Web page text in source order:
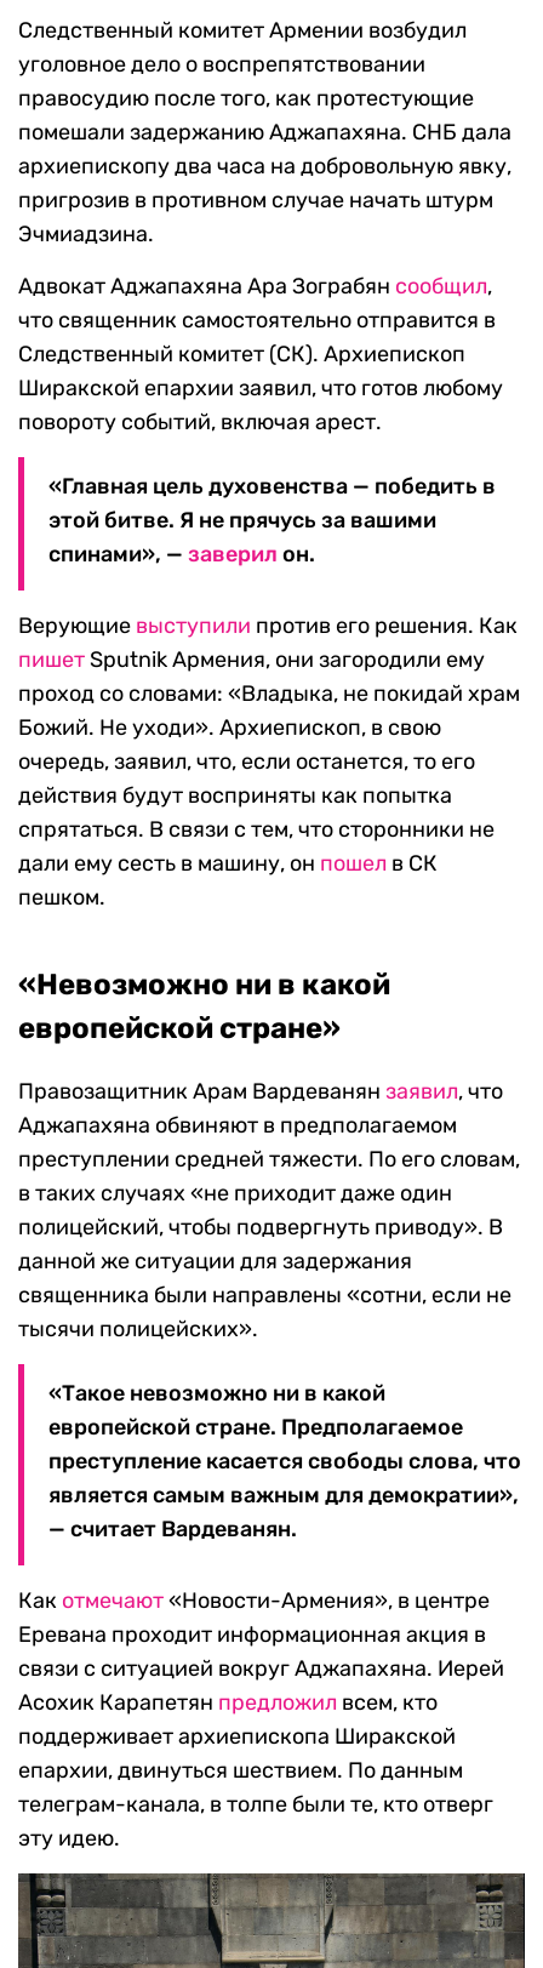
Следственный комитет Армении возбудил
уголовное дело о воспрепятствовании
правосудию после того, как протестующие
помешали задержанию Аджапахяна. СНБ дала
архиепископу два часа на добровольную явку,
пригрозив в противном случае начать штурм
Эчмиадзина.
Адвокат Аджапахяна Ара Зограбян сообщил,
что священник самостоятельно отправится в
Следственный комитет (СК). Архиепископ
Ширакской епархии заявил, что готов любому
повороту событий, включая арест.
«Главная цель духовенства — победить в
этой битве. Я не прячусь за вашими
спинами», — заверил он.
Верующие выступили против его решения. Как
пишетSputnik Армения, они загородили ему
проход со словами: «Владыка, не покидай храм
Божий. Не уходи». Архиепископ, в свою
очередь, заявил, что, если останется, то его
действия будут восприняты как попытка
спрятаться. В связи с тем, что сторонники не
дали ему сесть в машину, он пошел в СК
пешком.
«Невозможно ни в какой
европейской стране»
Правозащитник Арам Вардеванян заявил, что
Аджапахяна обвиняют в предполагаемом
преступлении средней тяжести. По его словам,
в таких случаях «не приходит даже один
полицейский, чтобы подвергнуть приводу». В
данной же ситуации для задержания
священника были направлены «сотни, если не
тысячи полицейских».
«Такое невозможно ни в какой
европейской стране. Предполагаемое
преступление касается свободы слова, что
является самым важным для демократии»,
— считает Вардеванян.
Как отмечают«Новости-Армения», в центре
Еревана проходит информационная акция в
связи с ситуацией вокруг Аджапахяна. Иерей
Асохик Карапетян предложил всем, кто
поддерживает архиепископа Ширакской
епархии, двинуться шествием. По данным
телеграм-канала, в толпе были те, кто отверг
эту идею.